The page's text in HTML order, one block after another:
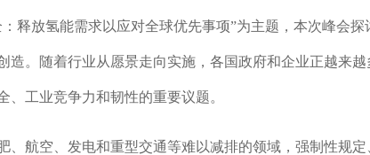
释放氢能需求以应对全球优先事项”为主题，本次峰会
造。随着行业从愿景走向实施，各国政府和企业正越来
工业竞争力和韧性的重要议题。
、航空、发电和重型交通等难以减排的领域，强制性规